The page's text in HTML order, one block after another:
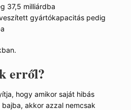
37,5 milliárdba
gyártókapacitás pedig
erről?
hogy amikor saját hibás
akkor azzal nemcsak